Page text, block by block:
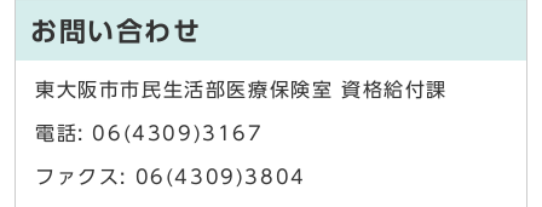
お問い合わせ
東大阪市市民生活部医療保険室 資格給付課
電話: 06(4309)3167
ファクス: 06(4309)3804